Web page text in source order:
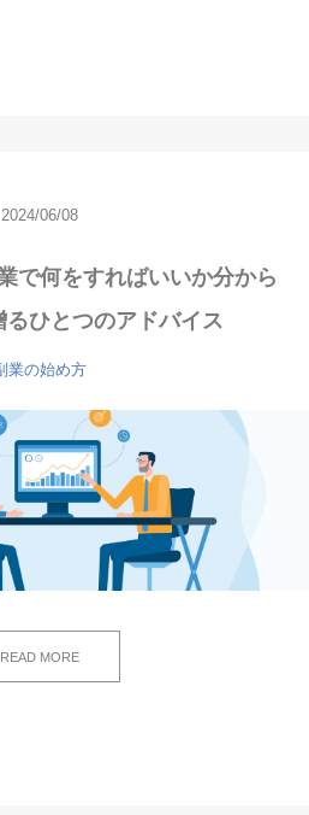
2024/06/08
で何をすればいいか分から
ひとつのアドバイス
業の始め方
READ MORE